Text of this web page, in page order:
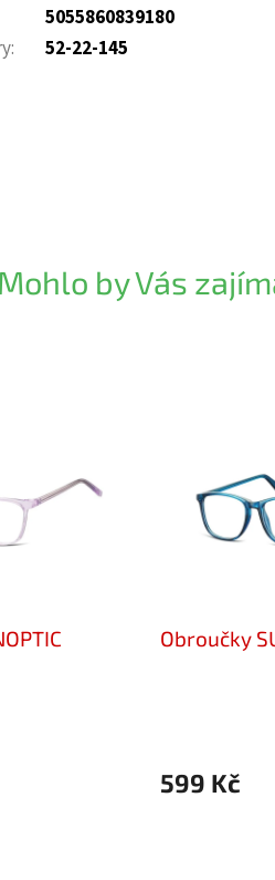
5055860839180
: 52-22-145
Mohlo by Vás
Obroučky
599 Kč